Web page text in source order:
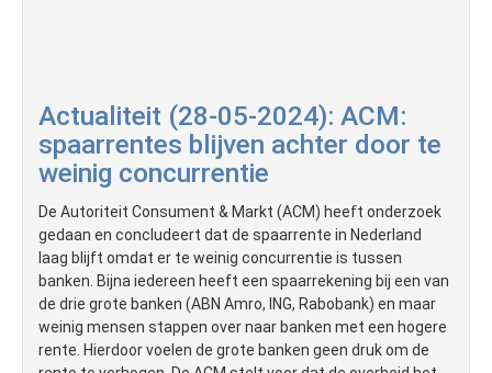
Actualiteit (28-05-2024): ACM:
spaarrentes blijven achter door te
weinig concurrentie
De Autoriteit Consument & Markt (ACM) heeft onderzoek
gedaan en concludeert dat de spaarrente in Nederland
laag blijft omdat er te weinig concurrentie is tussen
banken. Bijna iedereen heeft een spaarrekening bij een van
de drie grote banken (ABN Amro, ING, Rabobank) en maar
weinig mensen stappen over naar banken met een hogere
rente. Hierdoor voelen de grote banken geen druk om de